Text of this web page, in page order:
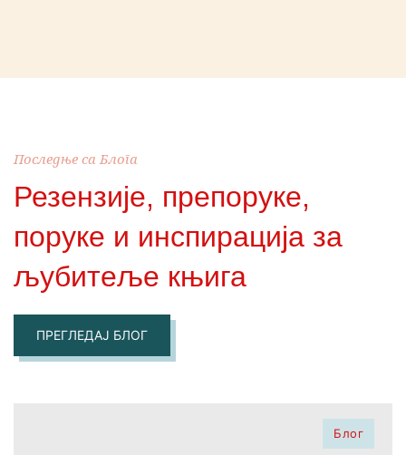
Последње са Блога
Резензије, препоруке,
поруке и инспирација за
љубитеље књига
ПРЕГЛЕДАЈ БЛОГ
Блог